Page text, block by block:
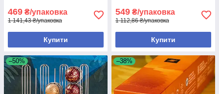
469 ₴/упаковка
1 141,43 ₴/упаковка
Купити
549 ₴/упаковка
1 112,86 ₴/упаковка
Купити
–50% –38%